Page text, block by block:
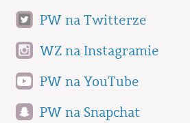
PW na Twitterze
WZ na Instagramie
PW na YouTube
PW na Snapchat